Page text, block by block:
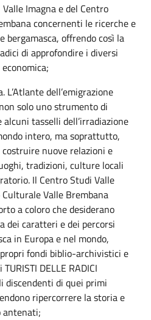
Imagna e del Centro
concernenti le ricerche e
bergamasca, offrendo così la
di approfondire i diversi
L’Atlante dell’emigrazione
solo uno strumento di
tasselli dell’irradiazione
intero, ma soprattutto,
nuove relazioni e
tradizioni, culture locali
Il Centro Studi Valle
Valle Brembana
a coloro che desiderano
dei caratteri e dei percorsi
in Europa e nel mondo,
fondi biblio-archivistici e
DELLE RADICI
discendenti di quei primi
ripercorrere la storia e
antenati;